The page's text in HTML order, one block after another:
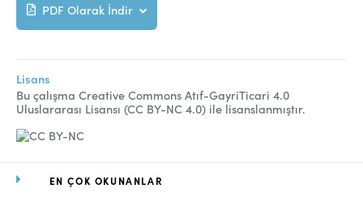
EN ÇOK OKUNANLAR
PDF Olarak İndir
Lisans
Bu çalışma Creative Commons Atıf-GayriTicari 4.0
Uluslararası Lisansı (CC BY-NC 4.0) ile lisanslanmıştır.